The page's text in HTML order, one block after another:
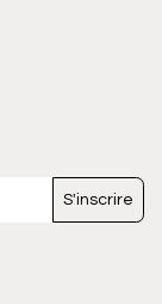
S'inscrire